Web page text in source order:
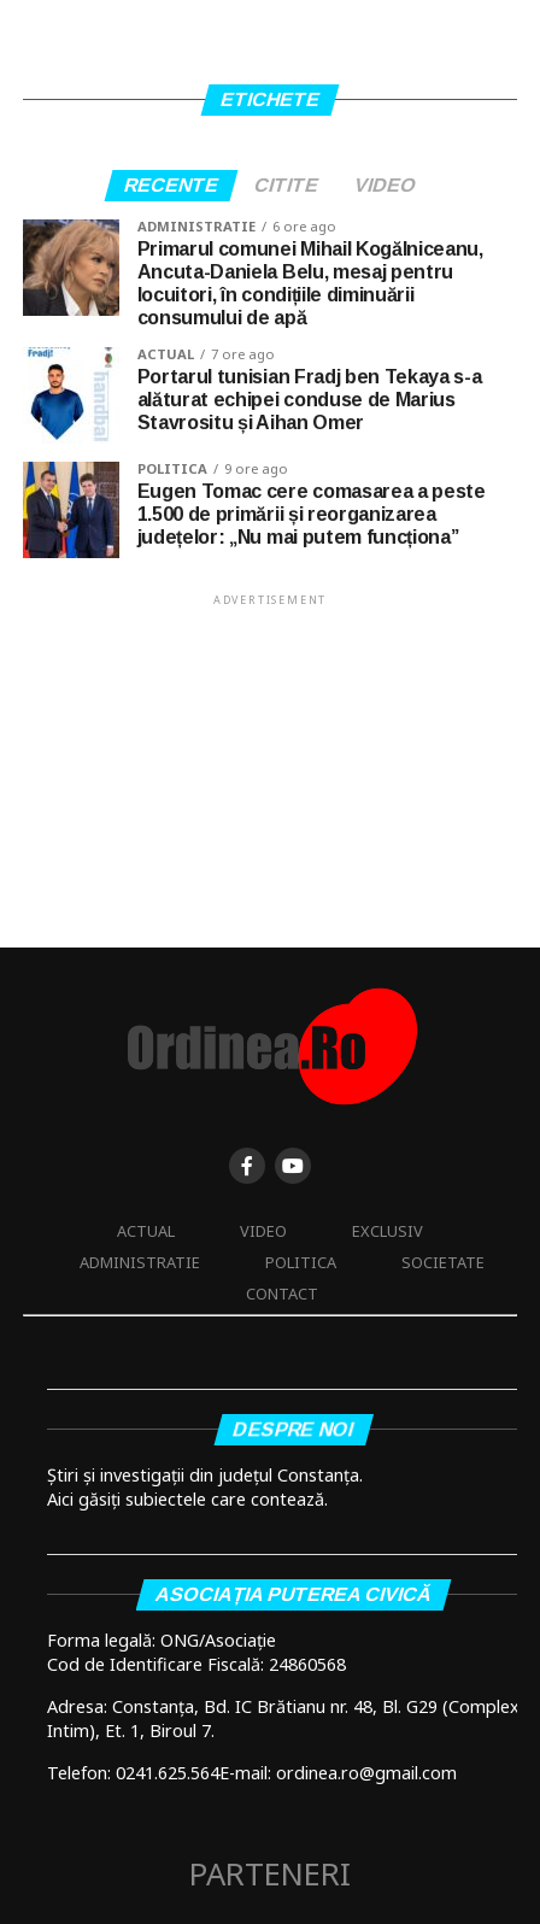
ETICHETE
RECENTE CITITE VIDEO
ADMINISTRATIE 6 ore ago
Primarul comunei Mihail Kogălniceanu,
Ancuta-Daniela Belu, mesaj pentru
locuitori, în condițiile diminuării
consumului de apă
ACTUAL 7 ore ago
Portarul tunisian Fradj ben Tekaya s-a
alăturat echipei conduse de Marius
Stavrositu și Aihan Omer
POLITICA 9 ore ago
Eugen Tomac cere comasarea a peste
1.500 de primării și reorganizarea
județelor: „Nu mai putem funcționa”
ADVERTISEMENT
ACTUAL VIDEO
EXCLUSIV
ADMINISTRATIE
POLITICA
SOCIETATE
CONTACT
DESPRE NOI
Știri și investigații din județul Constanța.
Aici găsiți subiectele care contează.
ASOCIAȚIA PUTEREA CIVICĂ
Forma legală: ONG/Asociație
Cod de Identificare Fiscală: 24860568
Adresa: Constanța, Bd. IC Brătianu nr. 48, Bl. G29 (Complex
Intim), Et. 1, Biroul 7.
Telefon: 0241.625.564E-mail: ordinea.ro@gmail.com
PARTENERI